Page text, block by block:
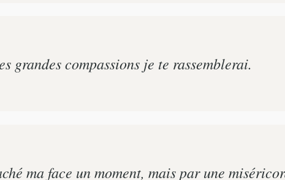
grandes compassions je te rassemblerai.
ma face un moment, mais par une